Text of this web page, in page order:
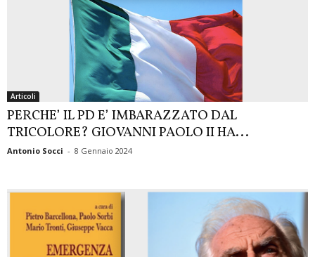
Articoli
PERCHE’ IL PD E’ IMBARAZZATO DAL
TRICOLORE? GIOVANNI PAOLO II HA...
Antonio Socci - 8 Gennaio 2024